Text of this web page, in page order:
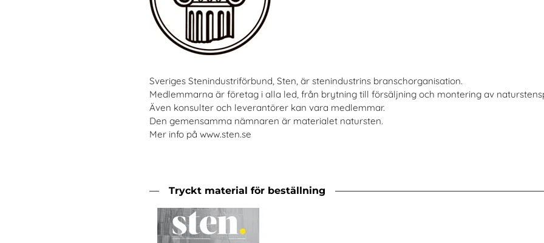
Sveriges Stenindustriförbund, Sten, är stenindustrins branschorganisation.
Medlemmarna är företag i alla led, från brytning till försäljning och montering av
Även konsulter och leverantörer kan vara medlemmar.
Den gemensamma nämnaren är materialet natursten.
Mer info på www.sten.se
Tryckt material för beställning